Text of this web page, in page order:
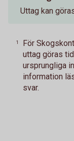
Uttag kan
1
För
uttag göras
ursprungliga
information
svar.